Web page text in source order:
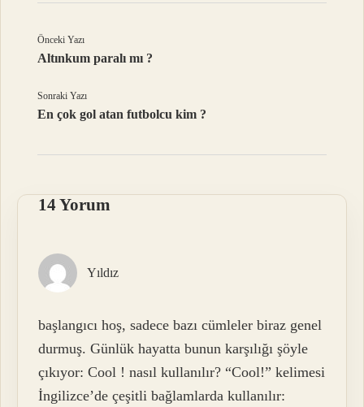
Önceki Yazı
Altınkum paralı mı ?
Sonraki Yazı
En çok gol atan futbolcu kim ?
14 Yorum
Yıldız
başlangıcı hoş, sadece bazı cümleler biraz genel
durmuş. Günlük hayatta bunun karşılığı şöyle
çıkıyor: Cool ! nasıl kullanılır? “Cool!” kelimesi
İngilizce’de çeşitli bağlamlarda kullanılır: